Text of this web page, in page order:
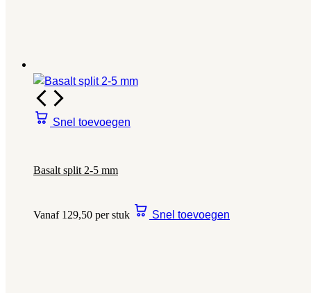
Snel toevoegen
Basalt split 2-5 mm
Vanaf 129,50 per stuk Snel toevoegen